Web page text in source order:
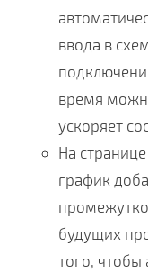
ввода в
время
ускоряет
На
график
будущих
того, чтобы